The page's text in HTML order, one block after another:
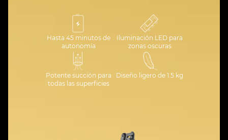
Hasta 45 minutos de
autonomía
Iluminación LED para
zonas oscuras
Potente succión para
todas las superficies
Diseño ligero de 1.5 kg